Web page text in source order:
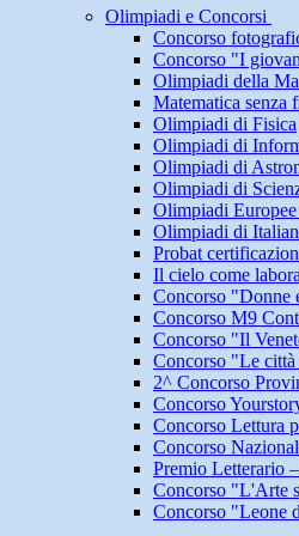
Olimpiadi e Concorsi
Concorso
Concorso "I
Olimpiadi della
Matematica senza
Olimpiadi di Fisica
Olimpiadi di
Olimpiadi di
Olimpiadi di
Olimpiadi
Olimpiadi di
Probat
Il cielo come
Concorso "Donne
Concorso M9
Concorso "Il
Concorso "Le
2^ Concorso
Concorso
Concorso Lettura
Concorso
Premio Letterario
Concorso "L'Arte
Concorso "Leone